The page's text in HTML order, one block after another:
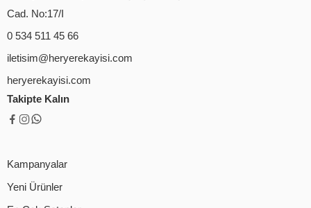
Cad. No:17/I
0 534 511 45 66
iletisim@heryerekayisi.com
heryerekayisi.com
Takipte Kalın
Kampanyalar
Yeni Ürünler